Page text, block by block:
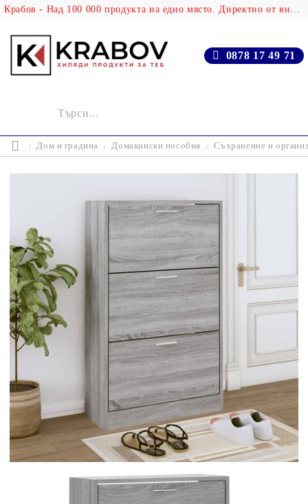
Крабов - Над 100 000 продукта на едно място. Директно от вносителя!
0878 17 49 71
Дом и градина Домакински пособия Съхранение и